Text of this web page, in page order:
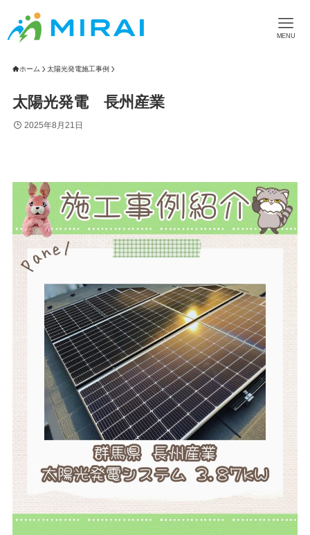
MENU
ホーム 太陽光発電施工事例
太陽光発電 長州産業
2025年8月21日